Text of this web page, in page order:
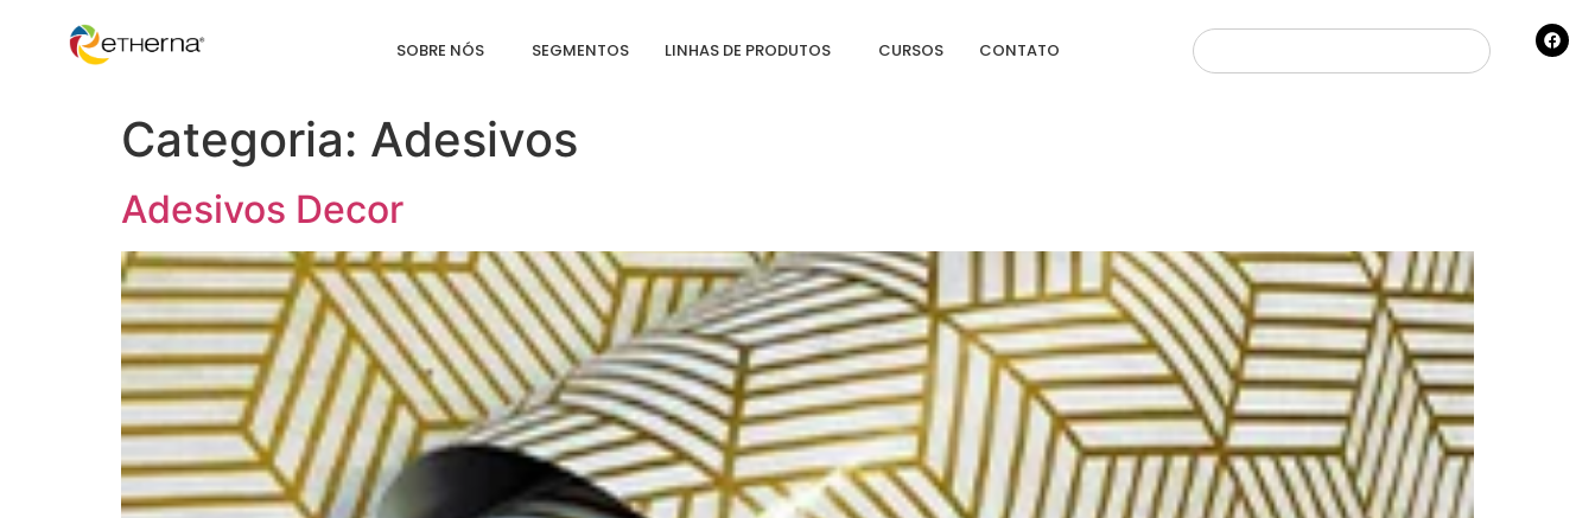
SOBRE NÓS SEGMENTOS LINHAS DE PRODUTOS CURSOS CONTATO
Categoria: Adesivos
Adesivos Decor